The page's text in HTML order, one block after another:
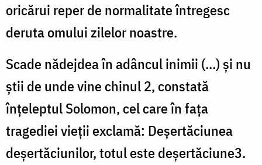
oricărui reper de normalitate întregesc
deruta omului zilelor noastre.
Scade nădejdea în adâncul inimii (…) și nu
știi de unde vine chinul 2, constată
înțeleptul Solomon, cel care în fața
tragediei vieții exclamă: Deșertăciunea
deșertăciunilor, totul este deșertăciune3.